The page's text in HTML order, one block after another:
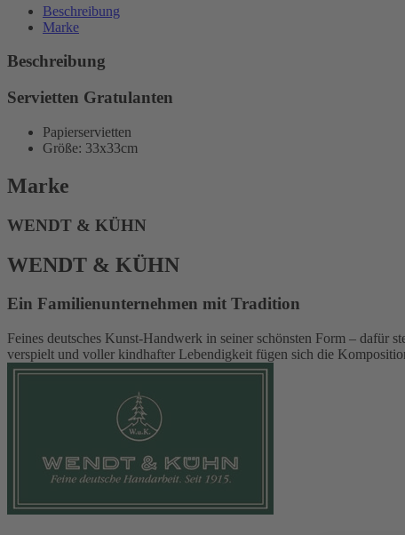
Beschreibung
Marke
Beschreibung
Servietten Gratulanten
Papierservietten
Größe: 33x33cm
Marke
WENDT & KÜHN
WENDT & KÜHN
Ein Familienunternehmen mit Tradition
Feines deutsches Kunst-Handwerk in seiner schönsten Form – dafür
verspielt und voller kindhafter Lebendigkeit fügen sich die